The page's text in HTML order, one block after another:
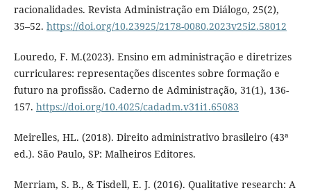
racionalidades. Revista Administração em Diálogo, 25(2),
35–52. https://doi.org/10.23925/2178-0080.2023v25i2.58012
Louredo, F. M.(2023). Ensino em administração e diretrizes
curriculares: representações discentes sobre formação e
futuro na profissão. Caderno de Administração, 31(1), 136-
157. https://doi.org/10.4025/cadadm.v31i1.65083
Meirelles, HL. (2018). Direito administrativo brasileiro (43ª
ed.). São Paulo, SP: Malheiros Editores.
Merriam, S. B., & Tisdell, E. J. (2016). Qualitative research: A